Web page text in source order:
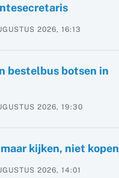
2026, 16:13
bestelbus botsen in
2026, 19:30
kijken, niet kopen
2026, 14:01